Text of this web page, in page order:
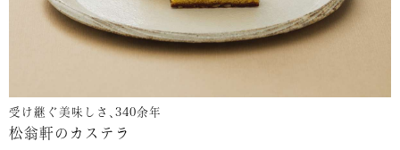
受け継ぐ美味しさ､340余年
松翁軒のカステラ